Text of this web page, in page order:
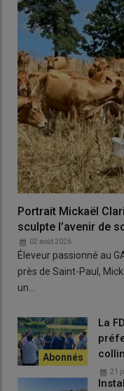
Portrait Mickaël
sculpte l’avenir de
02 août 2026
Éleveur passionné au
près de Saint-Paul,
un…
La
21